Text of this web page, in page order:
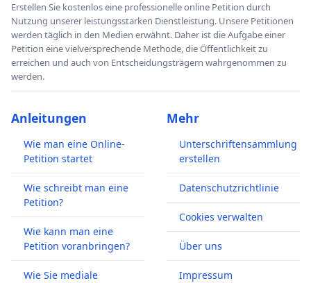
Erstellen Sie kostenlos eine professionelle online Petition durch
Nutzung unserer leistungsstarken Dienstleistung. Unsere Petitionen
werden täglich in den Medien erwähnt. Daher ist die Aufgabe einer
Petition eine vielversprechende Methode, die Öffentlichkeit zu
erreichen und auch von Entscheidungsträgern wahrgenommen zu
werden.
Anleitungen
Wie man eine Online-
Petition startet
Wie schreibt man eine
Petition?
Wie kann man eine
Petition voranbringen?
Wie Sie mediale
Mehr
Unterschriftensammlung
erstellen
Datenschutzrichtlinie
Cookies verwalten
Über uns
Impressum